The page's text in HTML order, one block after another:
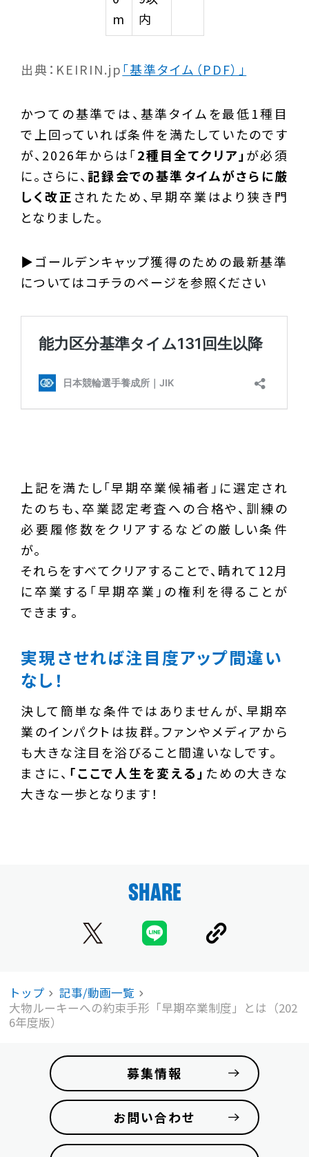
m
内
出典：KEIRIN.jp「基準タイム（PDF）」
かつての基準では、基準タイムを最低1種目
で上回っていれば条件を満たしていたのです
が、2026年からは「2種目全てクリア」が必須
に。さらに、記録会での基準タイムがさらに厳
しく改正 されたため、早期卒業はより狭き門
となりました。
▶︎ゴールデンキャップ獲得のための最新基準
についてはコチラのページを参照ください
上記を満たし「早期卒業候補者」に選定され
たのちも、卒業認定考査への合格や、訓練の
必要履修数をクリアするなどの厳しい条件
が。
それらをすべてクリアすることで、晴れて12月
に卒業する「早期卒業」の権利を得ることが
できます。
実現させれば注目度アップ間違い
なし！
決して簡単な条件ではありませんが、早期卒
業のインパクトは抜群。ファンやメディアから
も大きな注目を浴びること間違いなしです。
まさに、 「ここで人生を変える」 ための大きな
大きな一歩となります！
SHARE
トップ
記事/動画一覧
大物ルーキーへの約束手形「早期卒業制度」とは（202
6年度版）
募集情報
お問い合わせ